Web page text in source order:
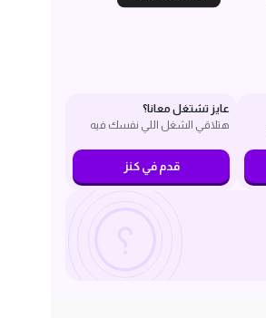
عايز تشتغل معانا؟
هتلاقي الشغل اللي نفسك فيه
قدم في كنز